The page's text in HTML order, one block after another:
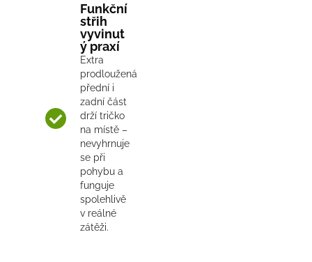
Funkční
střih
vyvinut
ý praxí
Extra
prodloužená
přední i
zadní část
drží tričko
na místě –
nevyhrnuje
se při
pohybu a
funguje
spolehlivě
v reálné
zátěži.